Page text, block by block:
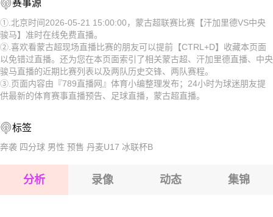
2026-08-17 【蒙古超】 汗加里德VS中央骏马
2026-08-17 【蒙古超】 汗加里德VS中央骏马
2026-08-17 【蒙古超】 汗加里德VS中央骏马
2026-08-17 【蒙古超】 汗加里德VS中央骏马
2026-08-17 【蒙古超】 汗加里德VS中央骏马
2026-08-17 【蒙古超】 汗加里德VS中央骏马
2026-08-17 【蒙古超】 汗加里德VS中央骏马
赛事源
①.北京时间2026-05-21 15:00:00，蒙古超联赛比赛【汗加里德VS中央
骏马】准时在线免费直播。
②.喜欢看蒙古超现场直播比赛的朋友可以提前【CTRL+D】收藏本页面
以免错过直播。还为您在本页面索引了相关蒙古超、汗加里德直播、中央
骏马直播的近期比赛列表以及两队历史交锋、两队赛程。
③.页面内容由『789直播网』体育小编整理发布；24小时为球迷朋友提
供最新的体育赛事直播预告、足球直播，蒙古超直播。
标签
奔袭 四分球 男性 预售 丹麦U17 冰联杯B
分析 录像 动态 集锦